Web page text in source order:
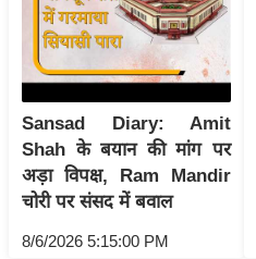
ब्यू
/
फै
श
न
घ
लू
Sansad Diary: Amit
Shah के बयान की मांग पर
अड़ा विपक्ष, Ram Mandir
चोरी पर संसद में बवाल
8/6/2026 5:15:00 PM